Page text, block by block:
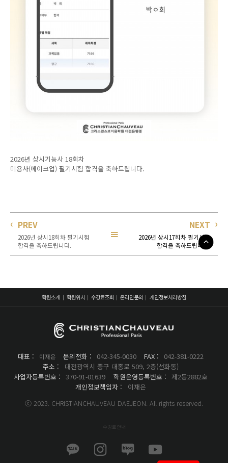
2026년 상시기능사 18회차
미용사(메이크업) 필기시험 합격을 축하드립니다.
PREV
2026년 상시18회차 필기시험
합격을 축하드립니다.
NEXT
2026년 상시17회차 필기시험
합격을 축하드립니다.
학원소개 학원위치 수강료조회 온라인문의 개인정보처리방침
대표 : 이재은 문의전화 : 042-345-0030 FAX :
042-381-0222
주소 :
대전광역시 중구 대종로 509, 2층(선화동)
사업자등록번호 : 370-91-01639 학원운영등록번호 :
제2동2882호
개인정보책임자 :
이재은
ⓒ 2023. CHRISTIANCHAUVEAU DAEJEON. All rights reserved.
수강료안내